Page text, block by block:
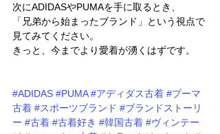
次にADIDASやPUMAを手に取るとき、
「兄弟から始まったブランド」という視点で
見てみてください。
きっと、今までより愛着が湧くはずです。
#ADIDAS #PUMA #アディダス古着 #プーマ
古着 #スポーツブランド #ブランドストーリ
ー #古着 #古着好き #韓国古着 #ヴィンテー